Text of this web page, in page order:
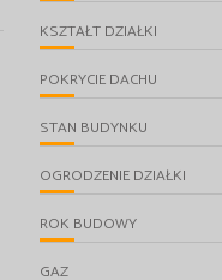
KSZTAŁT DZIAŁKI
POKRYCIE DACHU
STAN BUDYNKU
OGRODZENIE DZIAŁKI
ROK BUDOWY
GAZ